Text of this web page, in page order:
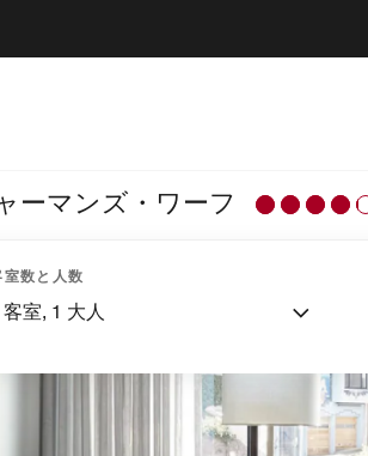
ーマンズ・ワーフ
室数と人数
客室, 1 大人